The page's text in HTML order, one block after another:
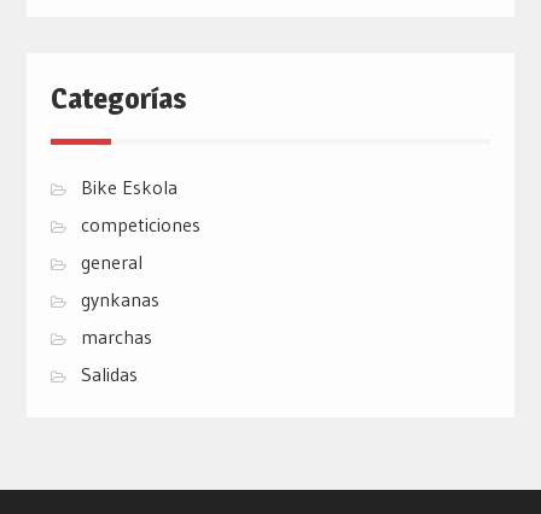
Categorías
Bike Eskola
competiciones
general
gynkanas
marchas
Salidas